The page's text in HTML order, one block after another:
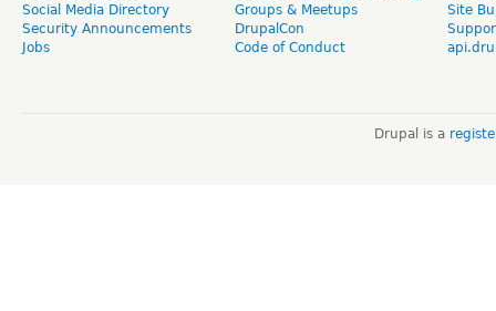
Social Media Directory
Security Announcements
Jobs
Groups & Meetups
DrupalCon
Code of Conduct
Site
Drupal is a